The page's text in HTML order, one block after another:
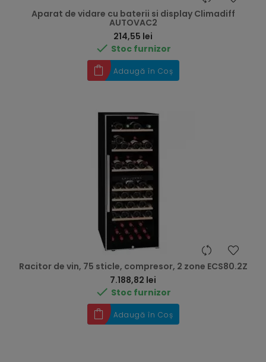
Aparat de vidare cu baterii si display Climadiff
AUTOVAC2
214,55 lei
 Stoc furnizor
Adaugă în Coș
Racitor de vin, 75 sticle, compresor, 2 zone ECS80.2Z
7.188,82 lei
 Stoc furnizor
Adaugă în Coș